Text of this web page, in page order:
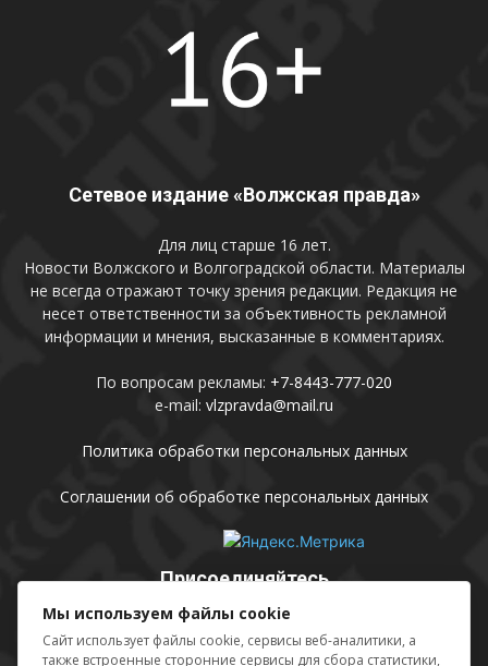
Сетевое издание «Волжская правда»
Для лиц старше 16 лет.
Новости Волжского и Волгоградской области. Материалы
не всегда отражают точку зрения редакции. Редакция не
несет ответственности за объективность рекламной
информации и мнения, высказанные в комментариях.
По вопросам рекламы: +7-8443-777-020
e-mail: vlzpravda@mail.ru
Политика обработки персональных данных
Соглашении об обработке персональных данных
Присоединяйтесь
Мы используем файлы cookie
Сайт использует файлы cookie, сервисы веб-аналитики, а
также встроенные сторонние сервисы для сбора статистики,